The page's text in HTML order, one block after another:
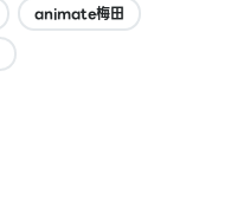
animate梅田